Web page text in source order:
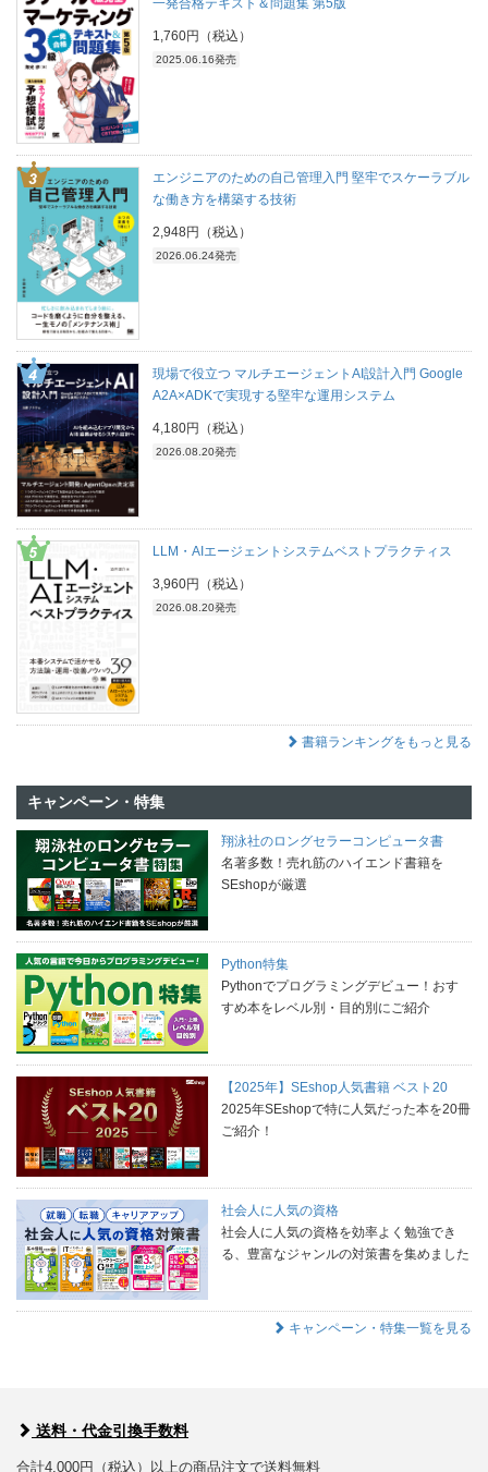
1,760円（税込）
2025.06.16発売
エンジニアのための自己管理入門 堅牢でスケーラブル
な働き方を構築する技術
2,948円（税込）
2026.06.24発売
現場で役立つ マルチエージェントAI設計入門 Google
A2A×ADKで実現する堅牢な運用システム
4,180円（税込）
2026.08.20発売
LLM・AIエージェントシステムベストプラクティス
3,960円（税込）
2026.08.20発売
書籍ランキングをもっと見る
キャンペーン・特集
翔泳社のロングセラーコンピュータ書
名著多数！売れ筋のハイエンド書籍を
SEshopが厳選
Python特集
Pythonでプログラミングデビュー！おす
すめ本をレベル別・目的別にご紹介
【2025年】SEshop人気書籍 ベスト20
2025年SEshopで特に人気だった本を20冊
ご紹介！
社会人に人気の資格
社会人に人気の資格を効率よく勉強でき
る、豊富なジャンルの対策書を集めました
キャンペーン・特集一覧を見る
送料・代金引換手数料
合計4,000円（税込）以上の商品注文で送料無料